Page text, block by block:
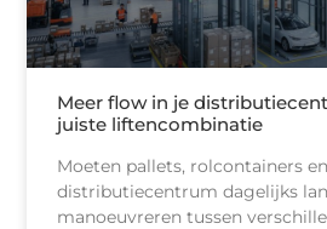
Meer flow in je
juiste liftencombinatie
Moeten pallets, rolcontainers
distributiecentrum dagelijks
manoeuvreren tussen